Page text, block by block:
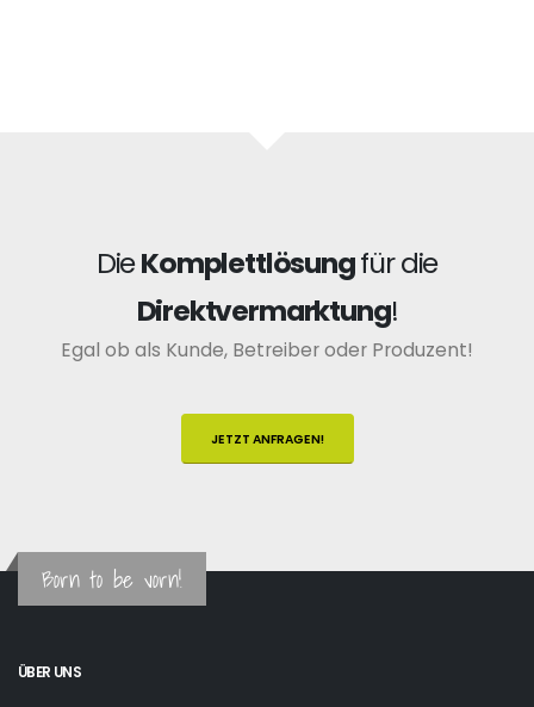
DieKomplettlösungfür die
Direktvermarktung!
Egal ob als Kunde, Betreiber oder Produzent!
JETZT ANFRAGEN!
Born to be vorn!
ÜBER UNS